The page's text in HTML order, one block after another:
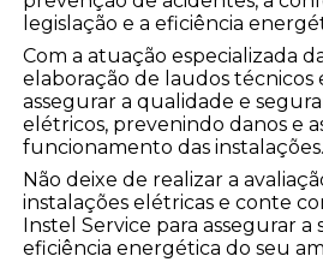
legislação e a eficiência
Com a atuação especializada
elaboração de laudos técnicos
assegurar a qualidade e
elétricos, prevenindo danos e
funcionamento das instalações.
Não deixe de realizar a
instalações elétricas e conte
Instel Service para assegurar a
eficiência energética do seu